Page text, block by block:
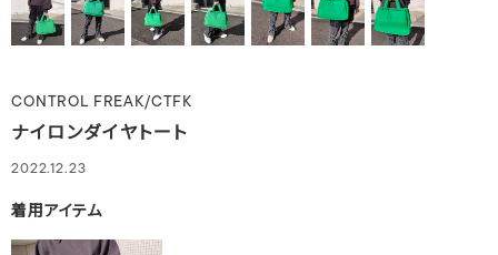
CONTROL FREAK/CTFK
ナイロンダイヤトート
2022.12.23
着用アイテム